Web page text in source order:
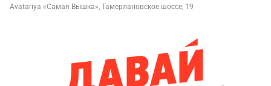
Avatariya «Самая Вышка», Тамерлановское шоссе, 19